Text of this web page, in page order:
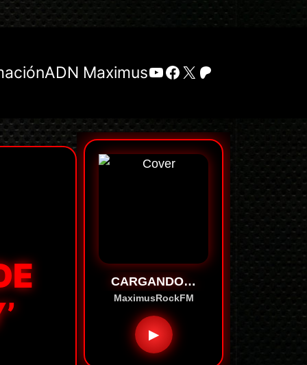
ADN MaximusYouTube
Facebook
X Patreon
CARGANDO…
MaximusRockFM
▶